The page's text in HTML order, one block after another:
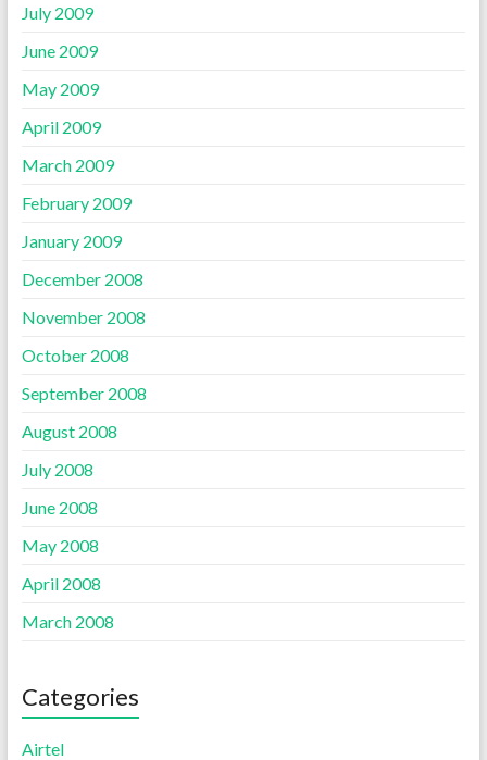
July 2009
June 2009
May 2009
April 2009
March 2009
February 2009
January 2009
December 2008
November 2008
October 2008
September 2008
August 2008
July 2008
June 2008
May 2008
April 2008
March 2008
Categories
Airtel